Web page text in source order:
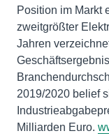
Position im Markt
zweitgrößter
Jahren
2019/2020 belief
Milliarden Euro.